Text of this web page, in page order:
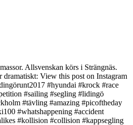
Allsvenskan körs i Strängnäs.
View this post on Instagram
#hyundai #krock #race
#sailing #segling #lidingö
#tävling #amazing #picoftheday
#whatshappening #accident
#kollision #collision #kappsegling